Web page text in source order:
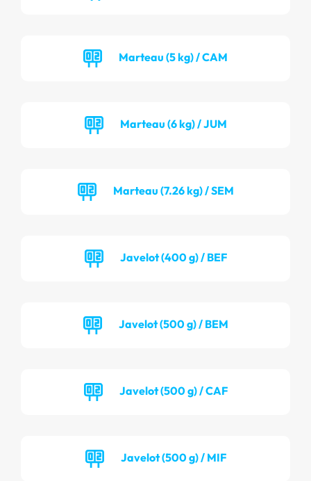
Marteau (5 kg) / CAM
Marteau (6 kg) / JUM
Marteau (7.26 kg) / SEM
Javelot (400 g) / BEF
Javelot (500 g) / BEM
Javelot (500 g) / CAF
Javelot (500 g) / MIF